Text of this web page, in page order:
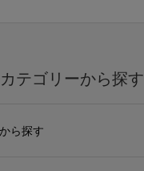
テゴリーから探す
ら探す